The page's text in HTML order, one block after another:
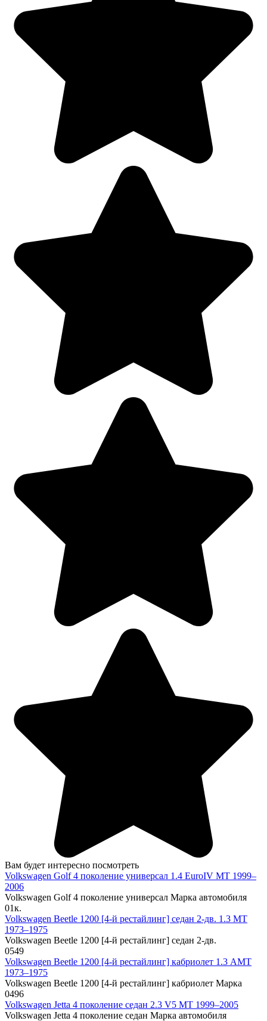
Вам будет интересно посмотреть
Volkswagen Golf 4 поколение универсал 1.4 EuroIV MT 1999–
2006
Volkswagen Golf 4 поколение универсал Марка автомобиля
01к.
Volkswagen Beetle 1200 [4-й рестайлинг] седан 2-дв. 1.3 MT
1973–1975
Volkswagen Beetle 1200 [4-й рестайлинг] седан 2-дв.
0549
Volkswagen Beetle 1200 [4-й рестайлинг] кабриолет 1.3 AMT
1973–1975
Volkswagen Beetle 1200 [4-й рестайлинг] кабриолет Марка
0496
Volkswagen Jetta 4 поколение седан 2.3 V5 MT 1999–2005
Volkswagen Jetta 4 поколение седан Марка автомобиля